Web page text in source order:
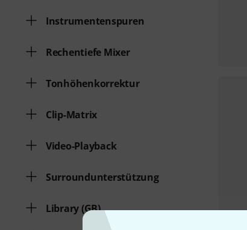
Instrumentenspuren
Rechentiefe Mixer
Tonhöhenkorrektur
Clip-Matrix
Video-Playback
Surroundunterstützung
Library (GB)